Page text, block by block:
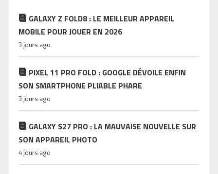
GALAXY Z FOLD8 : LE MEILLEUR APPAREIL
MOBILE POUR JOUER EN 2026
3 jours ago
PIXEL 11 PRO FOLD : GOOGLE DÉVOILE ENFIN
SON SMARTPHONE PLIABLE PHARE
3 jours ago
GALAXY S27 PRO : LA MAUVAISE NOUVELLE SUR
SON APPAREIL PHOTO
4 jours ago